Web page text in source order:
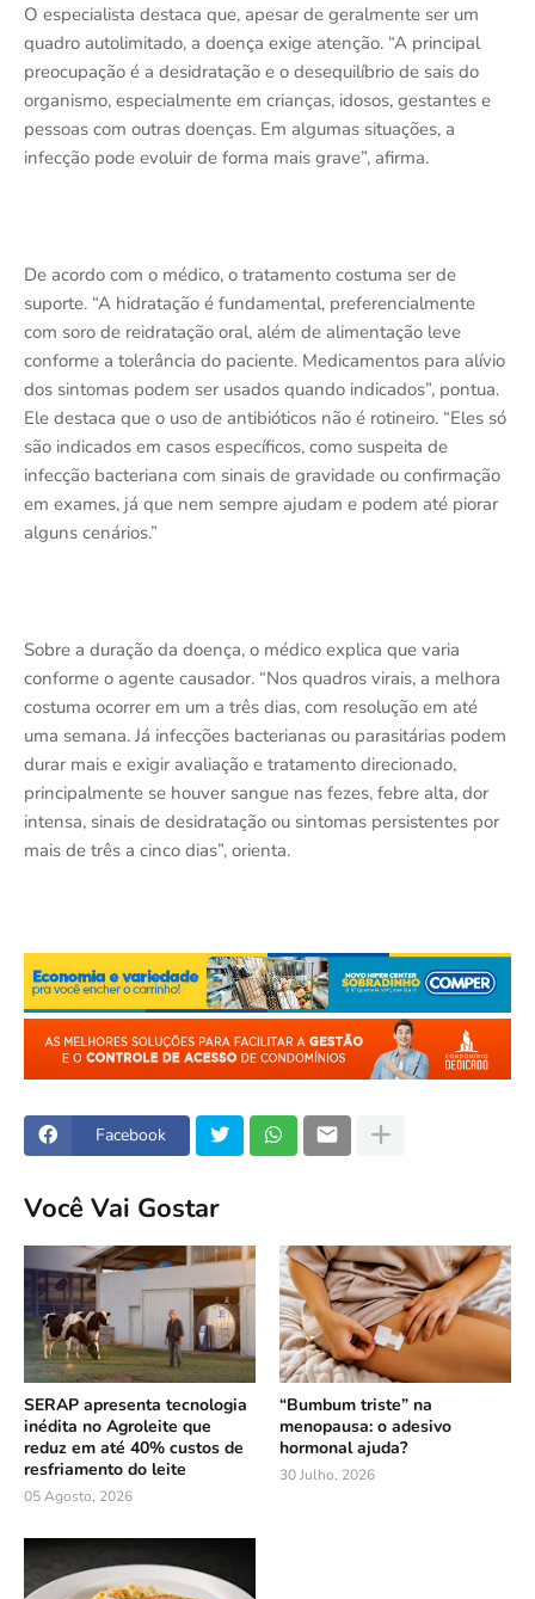
O especialista destaca que, apesar de geralmente ser um
quadro autolimitado, a doença exige atenção. “A principal
preocupação é a desidratação e o desequilíbrio de sais do
organismo, especialmente em crianças, idosos, gestantes e
pessoas com outras doenças. Em algumas situações, a
infecção pode evoluir de forma mais grave”, afirma.
De acordo com o médico, o tratamento costuma ser de
suporte. “A hidratação é fundamental, preferencialmente
com soro de reidratação oral, além de alimentação leve
conforme a tolerância do paciente. Medicamentos para alívio
dos sintomas podem ser usados quando indicados”, pontua.
Ele destaca que o uso de antibióticos não é rotineiro. “Eles só
são indicados em casos específicos, como suspeita de
infecção bacteriana com sinais de gravidade ou confirmação
em exames, já que nem sempre ajudam e podem até piorar
alguns cenários.”
Sobre a duração da doença, o médico explica que varia
conforme o agente causador. “Nos quadros virais, a melhora
costuma ocorrer em um a três dias, com resolução em até
uma semana. Já infecções bacterianas ou parasitárias podem
durar mais e exigir avaliação e tratamento direcionado,
principalmente se houver sangue nas fezes, febre alta, dor
intensa, sinais de desidratação ou sintomas persistentes por
mais de três a cinco dias”, orienta.
Facebook
Você Vai Gostar
SERAP apresenta tecnologia
inédita no Agroleite que
reduz em até 40% custos de
resfriamento do leite
05 Agosto, 2026
“Bumbum triste” na
menopausa: o adesivo
hormonal ajuda?
30 Julho, 2026